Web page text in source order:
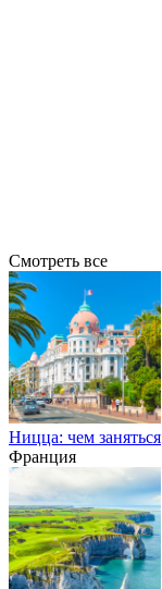
Смотреть все
Ницца: чем заняться
Франция